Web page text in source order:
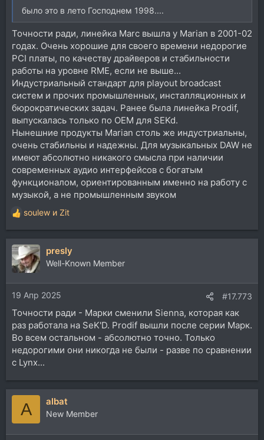
было это в лето Господнем 1998....
Точности ради, линейка Marc вышла у Marian в 2001-02
годах. Очень хорошие для своего времени недорогие
PCI платы, по качеству драйверов и стабильности
работы на уровне RME, если не выше...
Индустриальный стандарт для playout broadcast
систем и прочих промышленных, инсталляционных и
бюрократических задач. Ранее была линейка Prodif,
выпускалась только по OEM для SEKd.
Нынешние продукты Marian столь же индустриальны,
очень стабильны и надежны. Для музыкальных DAW не
имеют абсолютно никакого смысла при наличии
современных аудио интерфейсов с богатым
функционалом, ориентированным именно на работу с
музыкой, а не промышленным звуком
Р
е
а
к
ц
и
и
:
soulew и Zit
presly
Well-Known Member
19 Апр 2025 #17.773
Точности ради - Марки сменили Sienna, которая как
раз работала на SeK'D. Prodif вышли после серии Марк.
Во всем остальном - абсолютно точно. Только
недорогими они никогда не были - разве по сравнении
с Lynx...
A albat
New Member